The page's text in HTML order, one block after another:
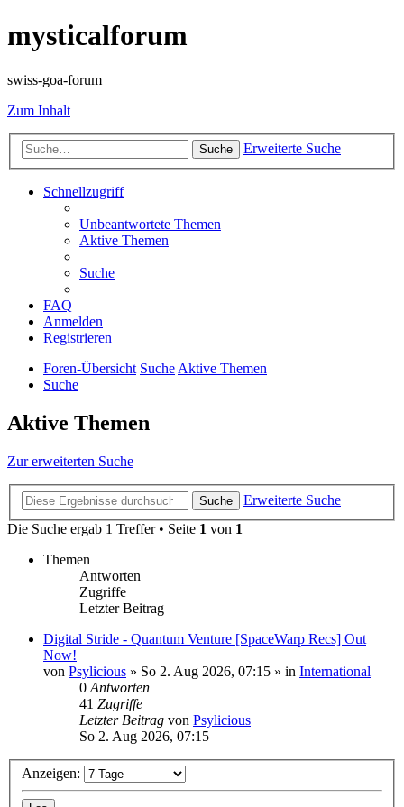
mysticalforum
swiss-goa-forum
Zum Inhalt
Suche Erweiterte Suche
Schnellzugriff
Unbeantwortete Themen
Aktive Themen
Suche
FAQ
Anmelden
Registrieren
Foren-Übersicht SucheAktive Themen
Suche
Aktive Themen
Zur erweiterten Suche
Suche
Erweiterte Suche
Die Suche ergab 1 Treffer • Seite 1 von 1
Themen
Antworten
Zugriffe
Letzter Beitrag
Digital Stride - Quantum Venture [SpaceWarp Recs] Out
Now!
von Psylicious » So 2. Aug 2026, 07:15 » in International
0 Antworten
41 Zugriffe
Letzter Beitrag von Psylicious
So 2. Aug 2026, 07:15
Anzeigen: